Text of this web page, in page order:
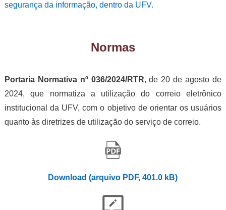
segurança da informação, dentro da UFV.
Normas
Portaria Normativa nº 036/2024/RTR, de 20 de agosto de
2024, que normatiza a utilização do correio eletrônico
institucional da UFV, com o objetivo de orientar os usuários
quanto às diretrizes de utilização do serviço de correio.
Download (arquivo PDF, 401.0 kB)